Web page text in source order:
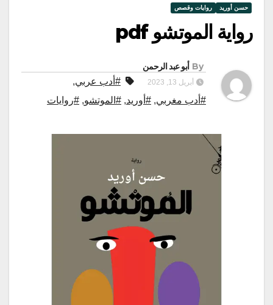
حسن أوريد روايات وقصص
رواية الموتشو pdf
By أبو عبد الرحمن
أبريل 13, 2023 #أدب عربي,
#أدب مغربي, #أوريد, #الموتشو, #روايات